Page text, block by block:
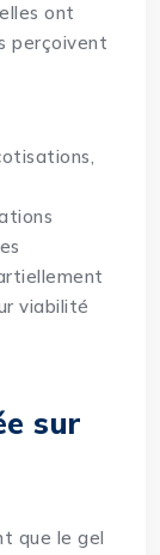
ont
perçoivent
viabilité
sur
que le gel